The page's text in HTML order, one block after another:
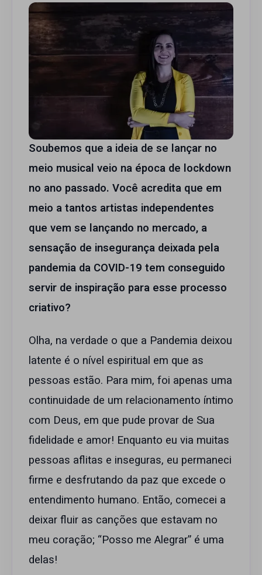
Soubemos que a ideia de se lançar no
meio musical veio na época de lockdown
no ano passado. Você acredita que em
meio a tantos artistas independentes
que vem se lançando no mercado, a
sensação de insegurança deixada pela
pandemia da COVID-19 tem conseguido
servir de inspiração para esse processo
criativo?
Olha, na verdade o que a Pandemia deixou
latente é o nível espiritual em que as
pessoas estão. Para mim, foi apenas uma
continuidade de um relacionamento íntimo
com Deus, em que pude provar de Sua
fidelidade e amor! Enquanto eu via muitas
pessoas aflitas e inseguras, eu permaneci
firme e desfrutando da paz que excede o
entendimento humano. Então, comecei a
deixar fluir as canções que estavam no
meu coração; “Posso me Alegrar” é uma
delas!